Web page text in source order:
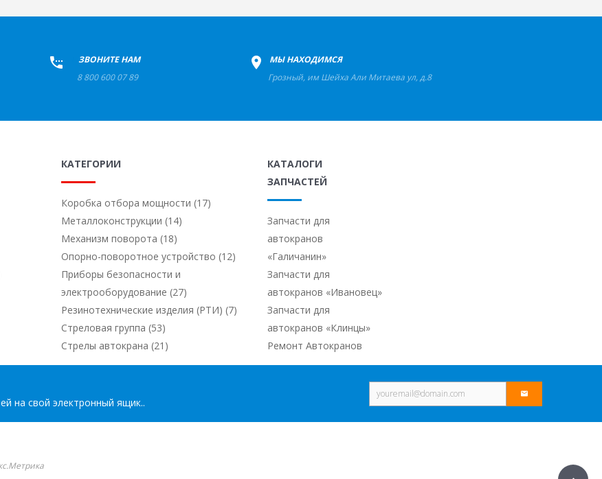
ЗВОНИТЕ НАМ
8 800 600 07 89
+
МЫ НАХОДИМСЯ
Грозный, им Шейха Али Митаева ул, д.85
КАТЕГОРИИ
Коробка отбора мощности (17)
Металлоконструкции (14)
Механизм поворота (18)
Опорно-поворотное устройство (12)
Приборы безопасности и
электрооборудование (27)
Резинотехнические изделия (РТИ) (7)
Стреловая группа (53)
Стрелы автокрана (21)
КАТАЛОГИ
ЗАПЧАСТЕЙ
Запчасти для
автокранов
«Галичанин»
Запчасти для
автокранов «Ивановец»
Запчасти для
автокранов «Клинцы»
Ремонт Автокранов
на свой электронный ящик..